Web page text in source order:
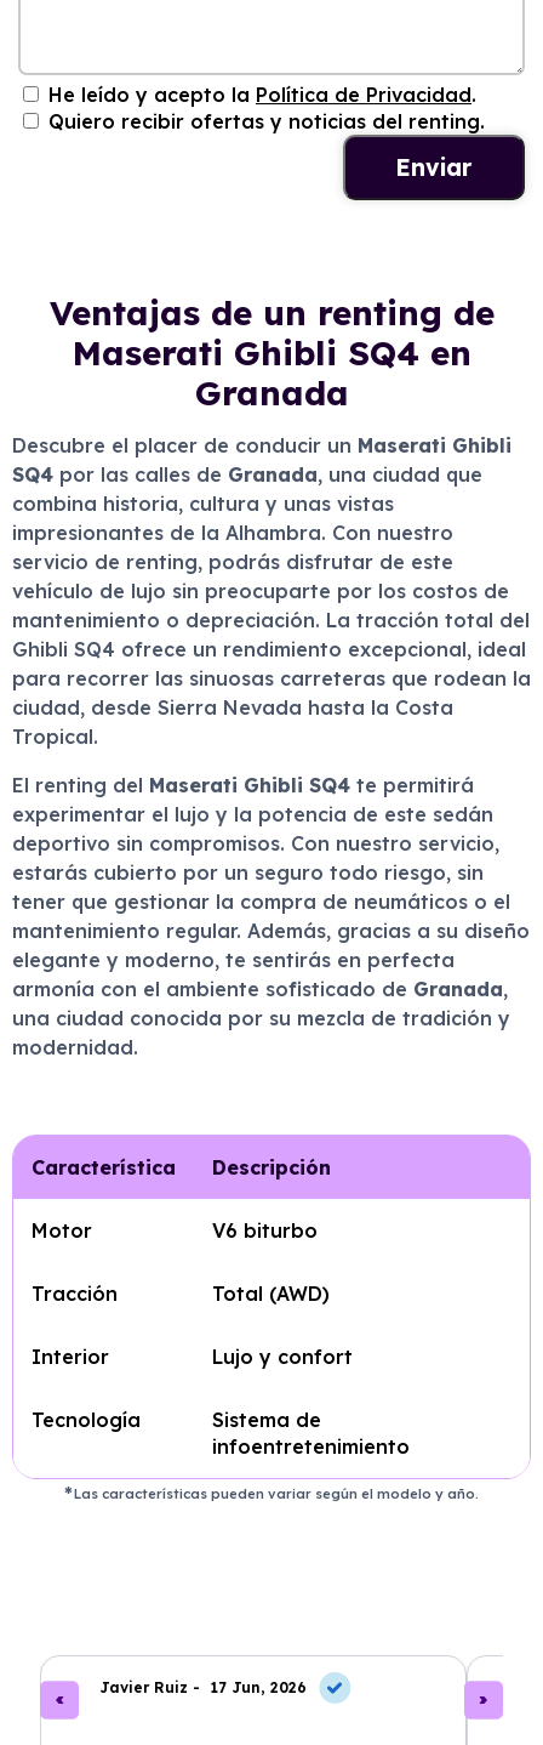
He leído y acepto la Política de Privacidad.
Quiero recibir ofertas y noticias del renting.
Ventajas de un renting de
Maserati Ghibli SQ4 en
Granada
Descubre el placer de conducir un Maserati Ghibli
SQ4 por las calles de Granada, una ciudad que
combina historia, cultura y unas vistas
impresionantes de la Alhambra. Con nuestro
servicio de renting, podrás disfrutar de este
vehículo de lujo sin preocuparte por los costos de
mantenimiento o depreciación. La tracción total del
Ghibli SQ4 ofrece un rendimiento excepcional, ideal
para recorrer las sinuosas carreteras que rodean la
ciudad, desde Sierra Nevada hasta la Costa
Tropical.
El renting del Maserati Ghibli SQ4 te permitirá
experimentar el lujo y la potencia de este sedán
deportivo sin compromisos. Con nuestro servicio,
estarás cubierto por un seguro todo riesgo, sin
tener que gestionar la compra de neumáticos o el
mantenimiento regular. Además, gracias a su diseño
elegante y moderno, te sentirás en perfecta
armonía con el ambiente sofisticado de Granada,
una ciudad conocida por su mezcla de tradición y
modernidad.
Característica Descripción
Motor V6 biturbo
Tracción Total (AWD)
Interior Lujo y confort
Tecnología
Sistema de
infoentretenimiento
Las características pueden variar según el modelo y año.
Javier Ruiz - 17 Jun, 2026